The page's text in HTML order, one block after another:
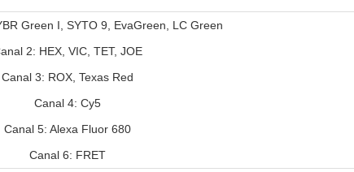
Green I, SYTO 9, EvaGreen, LC Green
2: HEX, VIC, TET, JOE
Canal 3: ROX, Texas Red
Canal 4: Cy5
Canal 5: Alexa Fluor 680
Canal 6: FRET